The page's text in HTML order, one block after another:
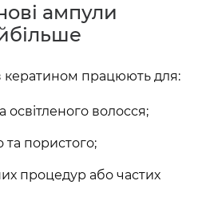
ампули
працюють для:
освітленого волосся;
та пористого;
процедур або частих